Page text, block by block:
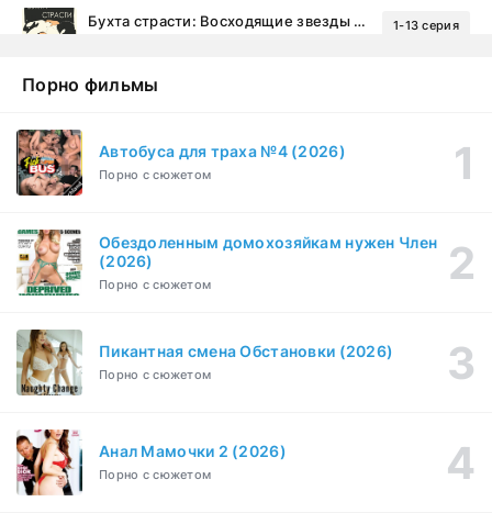
Бухта страсти: Восходящие звезды (2000)
1-13 серия
Эйфория (2019)
Бисексуалка (2018)
Сутенёры (2023)
1 сезон
1-6 серия
Порно фильмы
Автобуса для траха №4 (2026)
Порно с сюжетом
Обездоленным домохозяйкам нужен Член
(2026)
Порно с сюжетом
Пикантная смена Обстановки (2026)
Порно с сюжетом
Анал Мамочки 2 (2026)
Порно с сюжетом